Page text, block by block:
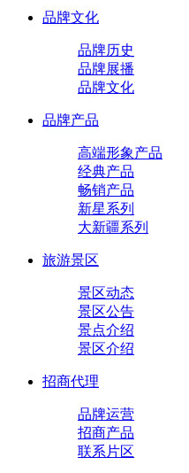
品牌文化
品牌历史
品牌展播
品牌文化
品牌产品
高端形象产品
经典产品
畅销产品
新星系列
大新疆系列
旅游景区
景区动态
景区公告
景点介绍
景区介绍
招商代理
品牌运营
招商产品
联系片区